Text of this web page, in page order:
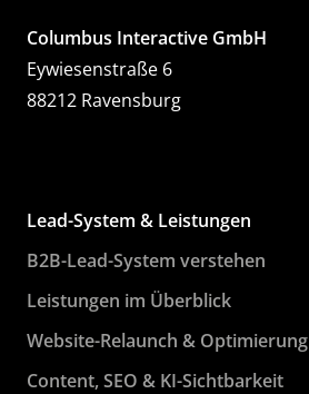
Columbus Interactive GmbH
Eywiesenstraße 6
88212 Ravensburg
Lead-System & Leistungen
B2B-Lead-System verstehen
Leistungen im Überblick
Website-Relaunch & Optimierung
Content, SEO & KI-Sichtbarkeit